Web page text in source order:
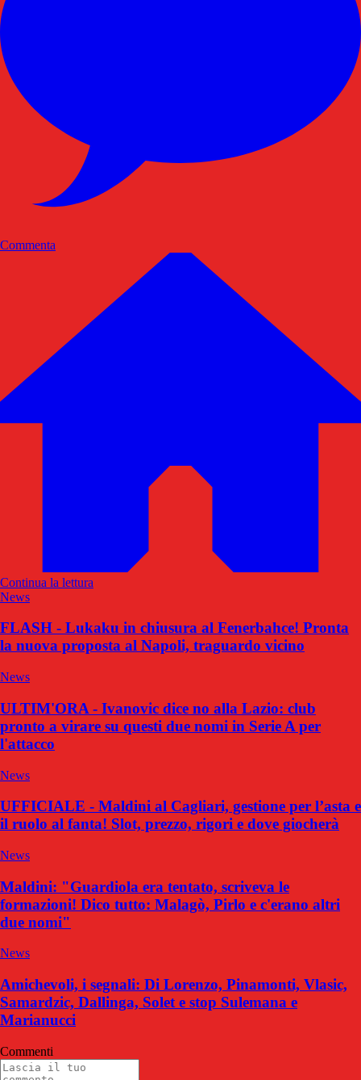
Commenta
Continua la lettura
News
FLASH - Lukaku in chiusura al Fenerbahce! Pronta
la nuova proposta al Napoli, traguardo vicino
News
ULTIM'ORA - Ivanovic dice no alla Lazio: club
pronto a virare su questi due nomi in Serie A per
l'attacco
News
UFFICIALE - Maldini al Cagliari, gestione per l’asta e
il ruolo al fanta! Slot, prezzo, rigori e dove giocherà
News
Maldini: "Guardiola era tentato, scriveva le
formazioni! Dico tutto: Malagò, Pirlo e c'erano altri
due nomi"
News
Amichevoli, i segnali: Di Lorenzo, Pinamonti, Vlasic,
Samardzic, Dallinga, Solet e stop Sulemana e
Marianucci
Commenti